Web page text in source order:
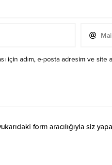
için adım, e-posta adresim ve site
form aracılığıyla siz